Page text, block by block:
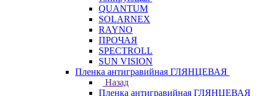
QUANTUM
SOLARNEX
RAYNO
ПРОЧАЯ
SPECTROLL
SUN VISION
Пленка антигравийная ГЛЯНЦЕВАЯ
Назад
Пленка антигравийная ГЛЯНЦЕВАЯ